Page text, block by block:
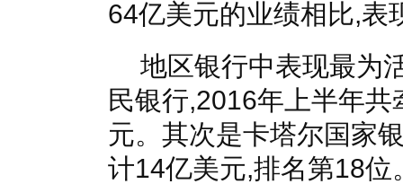
64亿美元的业绩相比,表
地区银行中表现最为
民银行,2016年上半年
元。其次是卡塔尔国家
计14亿美元,排名第18位